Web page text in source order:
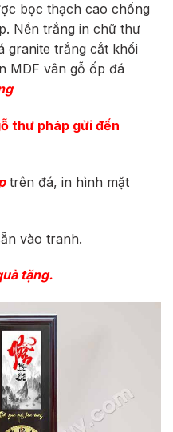
bọc thạch cao chống
Nền trắng in chữ thư
granite trắng cắt khối
MDF vân gỗ ốp đá
thư pháp gửi đến
trên đá, in hình mặt
vào tranh.
tặng.